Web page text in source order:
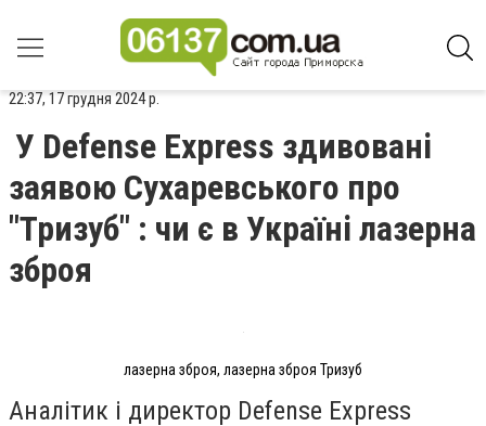
22:37, 17 грудня 2024 р.
У Defense Express здивовані
заявою Сухаревського про
"Тризуб" : чи є в Україні лазерна
зброя
лазерна зброя, лазерна зброя Тризуб
Аналітик і директор Defense Express